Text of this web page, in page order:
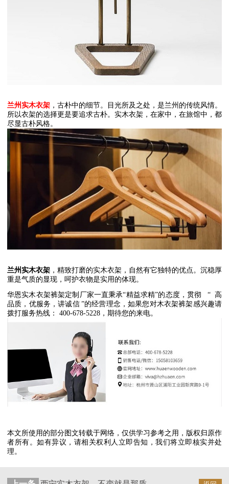
兰州实木衣架 ，古朴中的细节。目光所及之处，是兰州的传统风情。
所以衣架的选择更是要追求古朴。实木衣架，在家中，在旅馆中，都
尽显古朴风格。
兰州实木衣架 ，精致打磨的实木衣架，自然有它独特的优点。沉稳厚
重是气质的显现，呵护衣物是实用的体现。
华恩实木衣架裤架定制厂家一直秉承“精益求精”的态度，贯彻 “ 高
品质，优服务，讲诚信 ”的经营理念，如果您对木衣架裤架感兴趣请
拨打服务热线：
400-678-5228 ，期待您的来电。
本文所使用的部分图文转载于网络，仅供学习参考之用，版权归原作
者所有。如有异议，请相关权利人立即告知，我们将立即核实并处
理。